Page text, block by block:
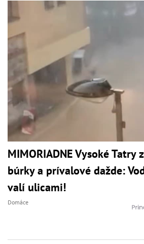
MIMORIADNE Vysoké Tatry
búrky a prívalové dažde:
valí ulicami!
Domáce